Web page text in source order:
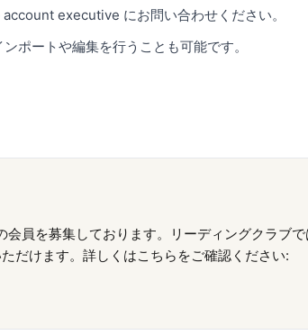
executive にお問い合わせください。
ポートや編集を行うことも可能です。
員を募集しております。リーディングクラブ
だけます。詳しくはこちらをご確認ください: